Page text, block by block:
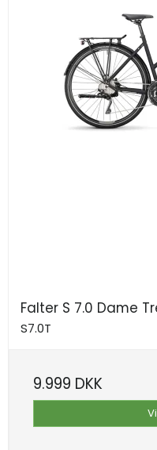
Falter S 7.0 Dame
S7.0T
9.999 DKK